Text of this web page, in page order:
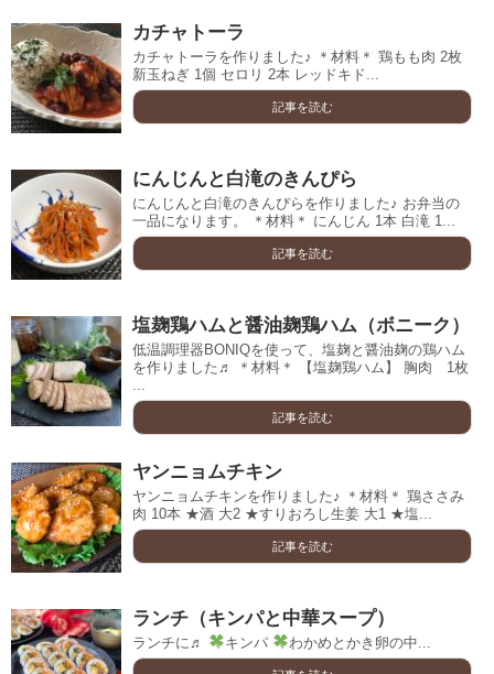
カチャトーラ
カチャトーラを作りました♪ ＊材料＊ 鶏もも肉 2枚
新玉ねぎ 1個 セロリ 2本 レッドキド...
記事を読む
にんじんと白滝のきんぴら
にんじんと白滝のきんぴらを作りました♪ お弁当の
一品になります。 ＊材料＊ にんじん 1本 白滝 1...
記事を読む
塩麹鶏ハムと醤油麹鶏ハム（ボニーク）
低温調理器BONIQを使って、塩麹と醤油麹の鶏ハム
を作りました♬ ＊材料＊ 【塩麹鶏ハム】 胸肉 1枚
...
記事を読む
ヤンニョムチキン
ヤンニョムチキンを作りました♪ ＊材料＊ 鶏ささみ
肉 10本 ★酒 大2 ★すりおろし生姜 大1 ★塩...
記事を読む
ランチ（キンパと中華スープ）
ランチに♬ キンパ わかめとかき卵の中...